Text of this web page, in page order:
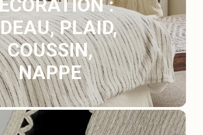
:
PLAID,
COUSSIN,
NAPPE